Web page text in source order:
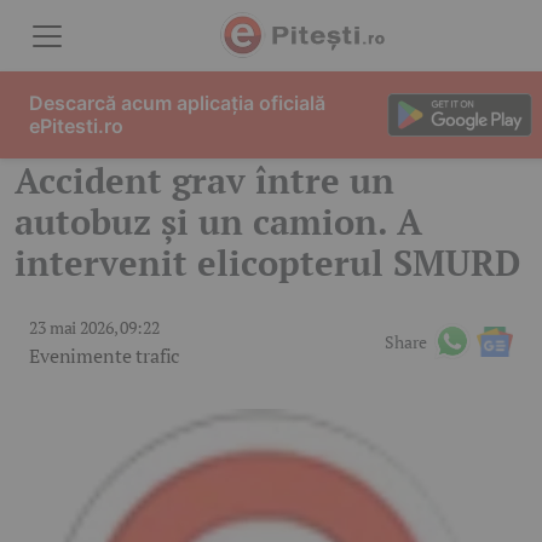
Accident grav între un
autobuz și un camion. A
intervenit elicopterul SMURD
23 mai 2026, 09:22
Evenimente trafic
Share
Descarcă acum aplicația oficială
ePitesti.ro